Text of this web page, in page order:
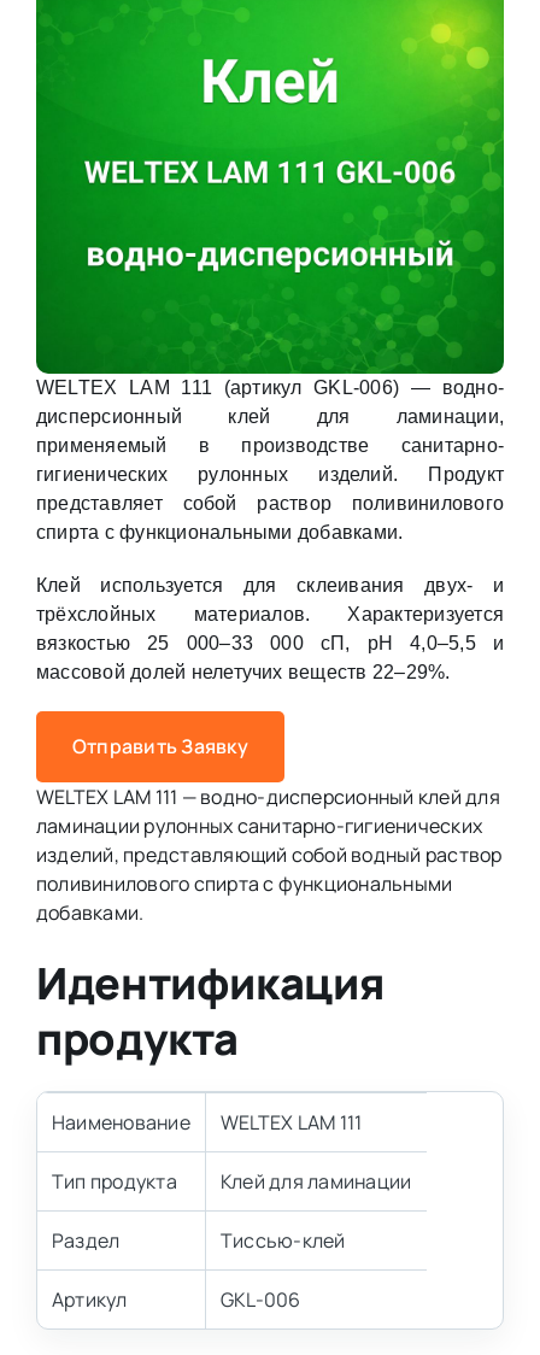
WELTEX LAM 111 (артикул GKL-006) — водно-
дисперсионный клей для ламинации,
применяемый в производстве санитарно-
гигиенических рулонных изделий. Продукт
представляет собой раствор поливинилового
спирта с функциональными добавками.
Клей используется для склеивания двух- и
трёхслойных материалов. Характеризуется
вязкостью 25 000–33 000 сП, pH 4,0–5,5 и
массовой долей нелетучих веществ 22–29%.
Отправить Заявку
WELTEX LAM 111 — водно-дисперсионный клей для
ламинации рулонных санитарно-гигиенических
изделий, представляющий собой водный раствор
поливинилового спирта с функциональными
добавками.
Идентификация
продукта
Наименование WELTEX LAM 111
Тип продукта Клей для ламинации
Раздел Тиссью-клей
Артикул GKL-006